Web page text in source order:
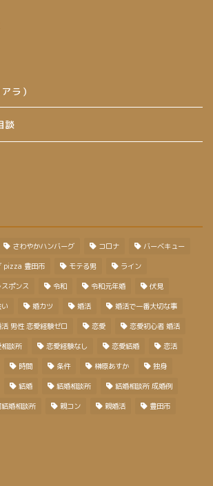
ラ）
談
さわやかハンバーグ コロナ バーベキュー
pizza 豊田市 モテる男 ライン
スポンス 令和 令和元年婚 伏見
婚カツ 婚活 婚活で一番大切な事
男性 恋愛経験ゼロ 恋愛 恋愛初心者 婚活
相談所 恋愛経験なし 恋愛結婚 恋活
時間 条件 榊原あすか 独身
結婚 結婚相談所 結婚相談所 成婚例
結婚相談所 親コン 親婚活 豊田市